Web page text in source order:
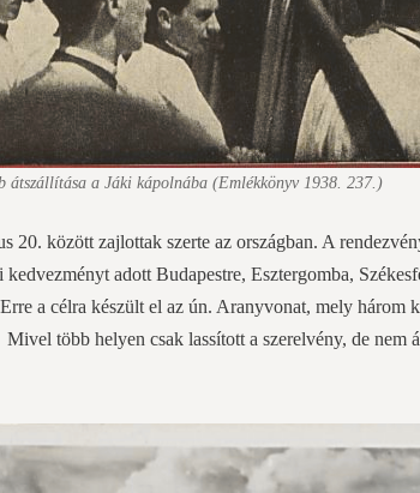
átszállítása a Jáki kápolnába (Emlékkönyv 1938. 237.)
20. között zajlottak szerte az országban. A
adott Budapestre, Esztergomba,
a célra készült el az ún. Aranyvonat, mely három
több helyen csak lassított a szerelvény, de